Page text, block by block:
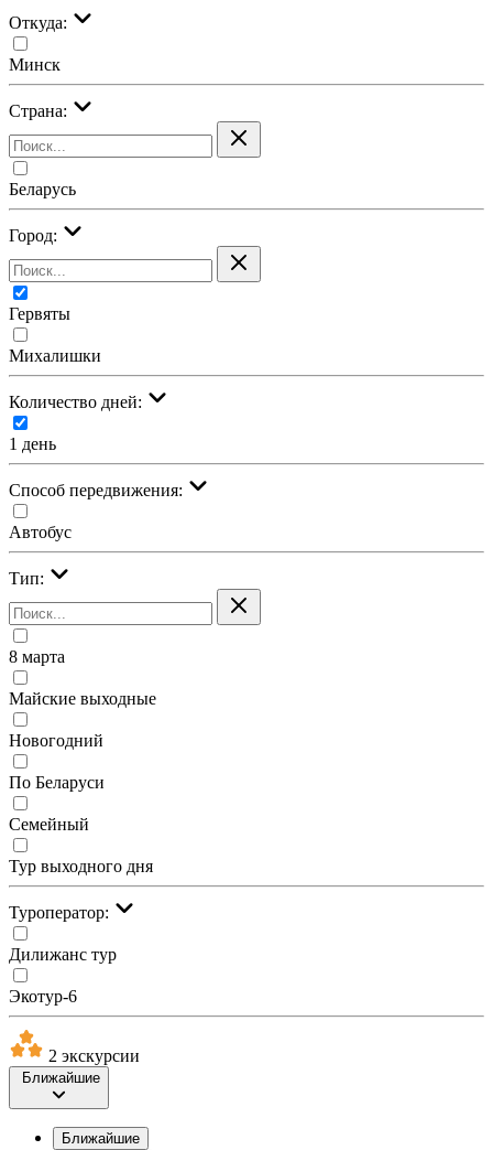
Откуда:
Минск
Страна:
Беларусь
Город:
Гервяты
Михалишки
Количество дней:
1 день
Cпособ передвижения:
Автобус
Тип:
8 марта
Майские выходные
Новогодний
По Беларуси
Семейный
Тур выходного дня
Туроператор:
Дилижанс тур
Экотур-6
2 экскурсии
Ближайшие
Ближайшие